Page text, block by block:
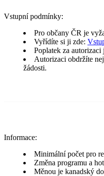
Vstupní podmínky:
Pro občany ČR je
Vyřídíte si ji zde:
Poplatek za
Autorizaci obdržíte
žádosti.
Informace:
Minimální počet pro
Změna programu a
Měnou je kanadský